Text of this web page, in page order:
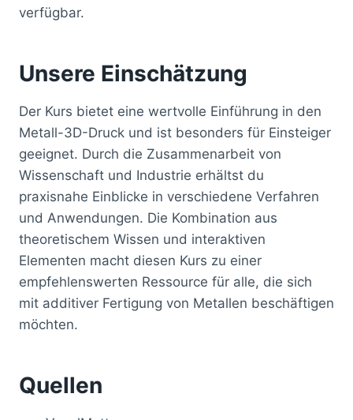
verfügbar.
Unsere Einschätzung
Der Kurs bietet eine wertvolle Einführung in den
Metall-3D-Druck und ist besonders für Einsteiger
geeignet. Durch die Zusammenarbeit von
Wissenschaft und Industrie erhältst du
praxisnahe Einblicke in verschiedene Verfahren
und Anwendungen. Die Kombination aus
theoretischem Wissen und interaktiven
Elementen macht diesen Kurs zu einer
empfehlenswerten Ressource für alle, die sich
mit additiver Fertigung von Metallen beschäftigen
möchten.
Quellen